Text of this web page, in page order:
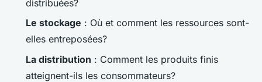
distribuées?
Le stockage : Où et comment les ressources sont-
elles entreposées?
La distribution : Comment les produits finis
atteignent-ils les consommateurs?